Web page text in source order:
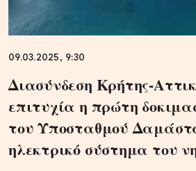
09.03.2025, 9:30
Διασύνδεση Κρήτης-
επιτυχία η πρώτη
του Υποσταθμού
ηλεκτρικό σύστημα του